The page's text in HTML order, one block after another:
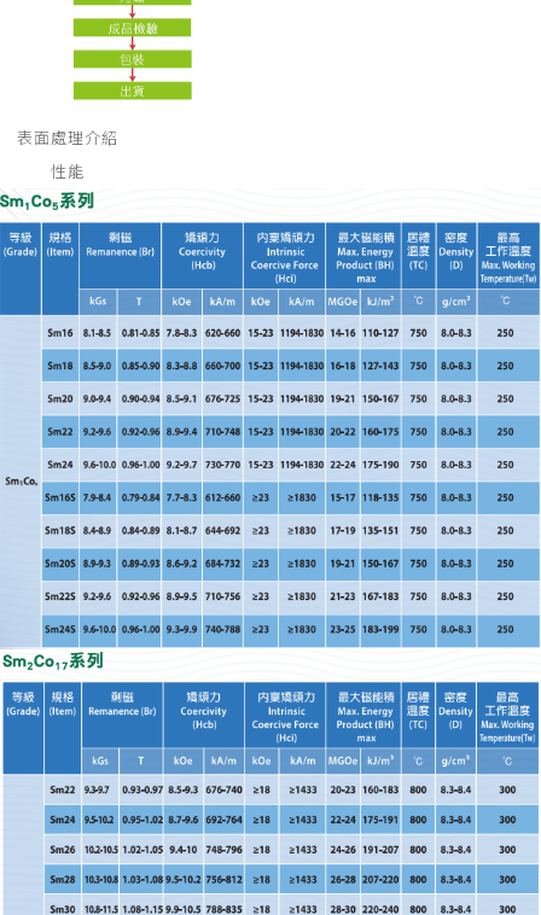
表面處理介紹
性能